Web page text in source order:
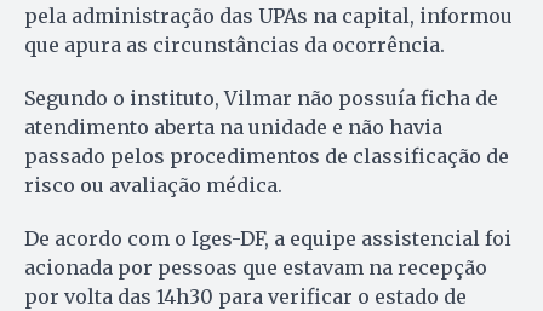
pela administração das UPAs na capital, informou
que apura as circunstâncias da ocorrência.
Segundo o instituto, Vilmar não possuía ficha de
atendimento aberta na unidade e não havia
passado pelos procedimentos de classificação de
risco ou avaliação médica.
De acordo com o Iges-DF, a equipe assistencial foi
acionada por pessoas que estavam na recepção
por volta das 14h30 para verificar o estado de